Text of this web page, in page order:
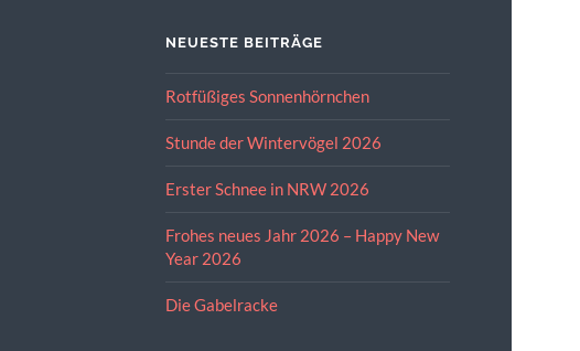
NEUESTE BEITRÄGE
Rotfüßiges Sonnenhörnchen
Stunde der Wintervögel 2026
Erster Schnee in NRW 2026
Frohes neues Jahr 2026 – Happy New
Year 2026
Die Gabelracke